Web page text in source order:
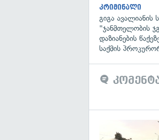
კრიმინალი
გიგა ავალიანის
"ჯანმთელობის
დაზიანების
საქმის